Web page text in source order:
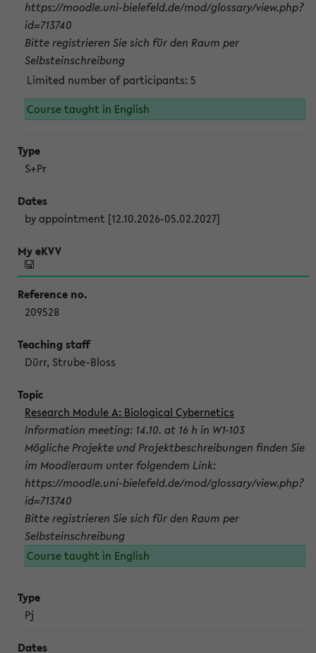
https://moodle.uni-bielefeld.de/mod/glossary/view.php?
id=713740
Bitte registrieren Sie sich für den Raum per
Selbsteinschreibung
Limited number of participants: 5
Course taught in English
S+Pr
by appointment [12.10.2026-05.02.2027]
209528
Dürr, Strube-Bloss
Research Module A: Biological Cybernetics
Information meeting: 14.10. at 16 h in W1-103
Mögliche Projekte und Projektbeschreibungen finden Sie
im Moodleraum unter folgendem Link:
https://moodle.uni-bielefeld.de/mod/glossary/view.php?
id=713740
Bitte registrieren Sie sich für den Raum per
Selbsteinschreibung
Course taught in English
Pj